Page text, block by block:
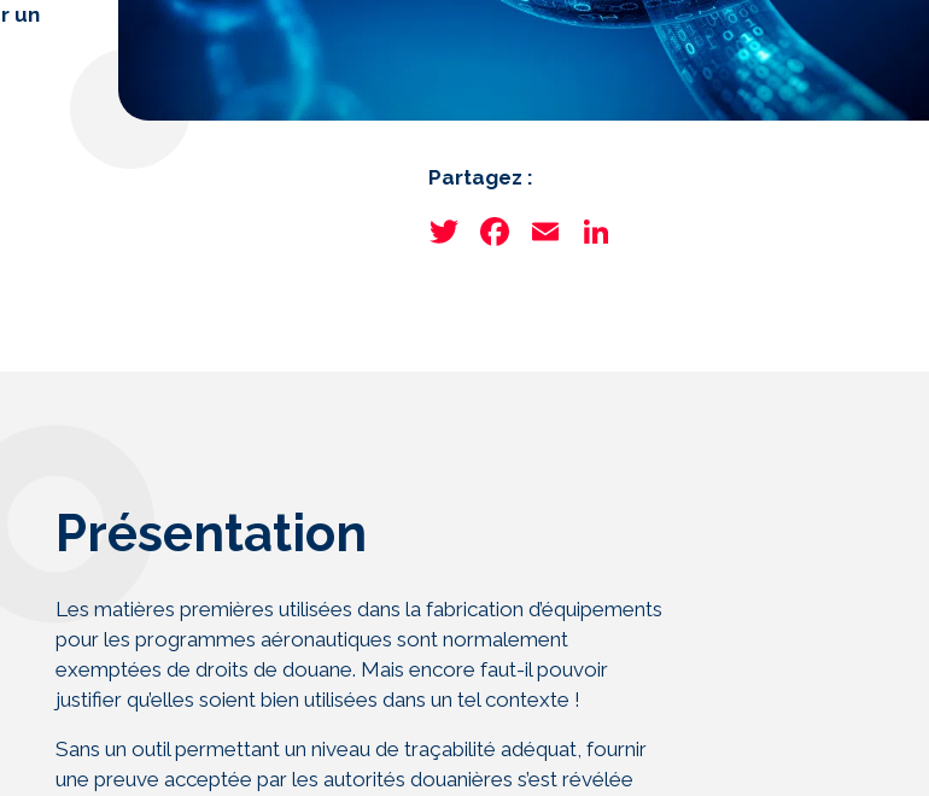
Partagez :
Twitter Facebook
Email
un
Présentation
Les matières premières utilisées dans la fabrication d’équipements
pour les programmes aéronautiques sont normalement
exemptées de droits de douane. Mais encore faut-il pouvoir
justifier qu’elles soient bien utilisées dans un tel contexte !
Sans un outil permettant un niveau de traçabilité adéquat, fournir
une preuve acceptée par les autorités douanières s’est révélée